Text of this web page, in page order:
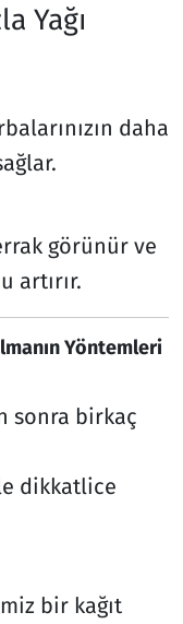
Yağı
daha
görünür ve
artırır.
Yöntemleri
sonra birkaç
dikkatlice
bir kağıt